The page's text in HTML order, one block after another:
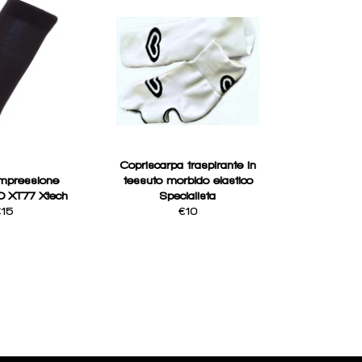
XT77 Xtech
Copriscarpa traspirante in
tessuto morbido elastico
Specialista
Regular
€10